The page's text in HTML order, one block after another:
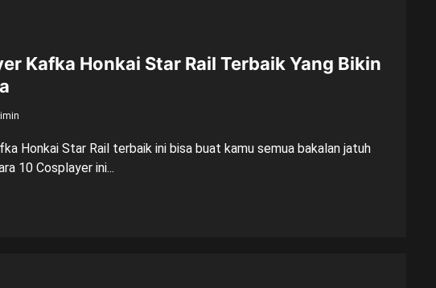
Kafka Honkai Star Rail Terbaik Yang Bikin
Honkai Star Rail terbaik ini bisa buat kamu semua bakalan jatuh
10 Cosplayer ini...